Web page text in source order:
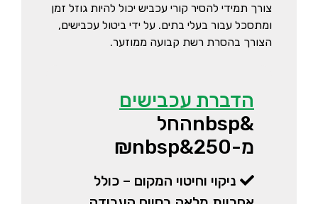
צורך תמידי להסיר קורי עכביש יכול להיות גוזל זמן
ומתסכל עבור בעלי בתים. על ידי ביטול עכבישים,
הצורך בהסרת רשת קבועה ממוזער.
הדברת עכבישים
&nbspהחל
מ-250&nbsp₪
ניקוי וחיטוי המקום – כולל